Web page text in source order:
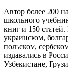
Автор более 200
школьного
книг и 150 статей.
украинском,
польском,
издавались в
Узбекистане,